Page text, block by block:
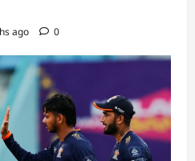
ago 0